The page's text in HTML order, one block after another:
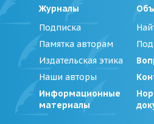
Журналы
Подписка
Памятка авторам
Издательская этика
Наши авторы
Информационные
материалы